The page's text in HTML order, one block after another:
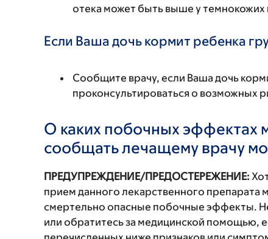
отека может быть выше у темнокожих
Если Ваша дочь кормит ребенка
Сообщите врачу, если Ваша дочь
проконсультироваться о возможных
О каких побочных эффектах
сообщать лечащему врачу
ПРЕДУПРЕЖДЕНИЕ/ПРЕДОСТЕРЕЖЕНИЕ:
прием данного лекарственного препарата
смертельно опасные побочные эффекты.
или обратитесь за медицинской помощью,